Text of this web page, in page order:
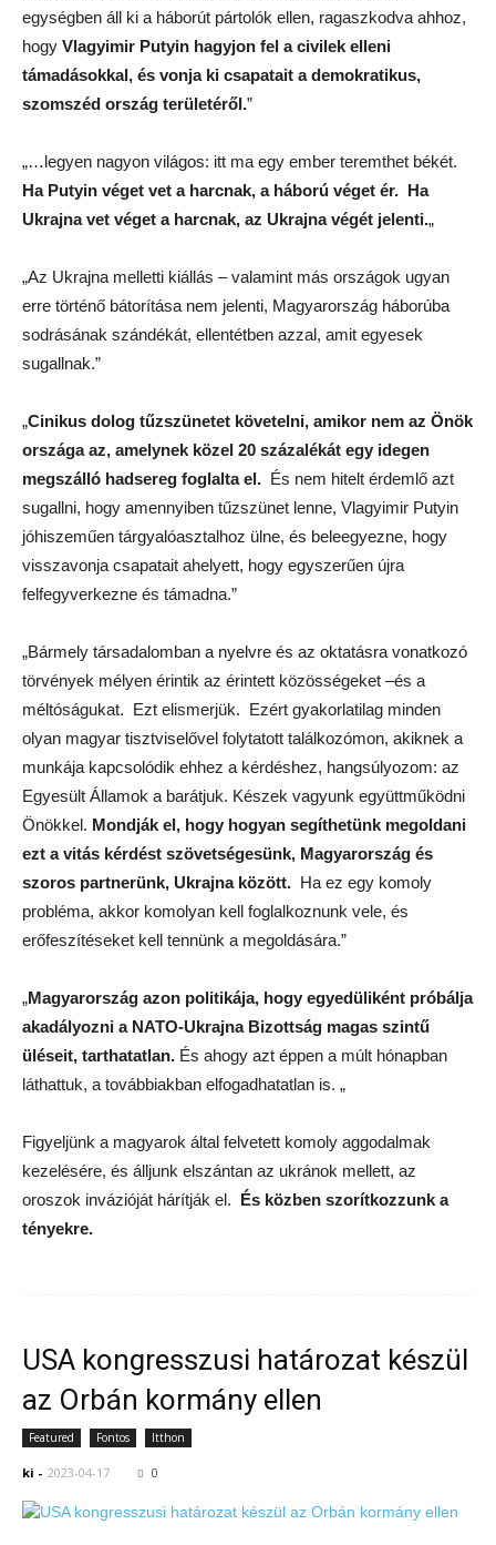
egységben áll ki a háborút pártolók ellen, ragaszkodva ahhoz,
hogy Vlagyimir Putyin hagyjon fel a civilek elleni
támadásokkal, és vonja ki csapatait a demokratikus,
szomszéd ország területéről.”
„…legyen nagyon világos: itt ma egy ember teremthet békét.
Ha Putyin véget vet a harcnak, a háború véget ér. Ha
Ukrajna vet véget a harcnak, az Ukrajna végét jelenti.„
„Az Ukrajna melletti kiállás –valamint más országok ugyan
erre történő bátorítása nem jelenti, Magyarország háborúba
sodrásának szándékát, ellentétben azzal, amit egyesek
sugallnak.”
„Cinikus dolog tűzszünetet követelni, amikor nem az Önök
országa az, amelynek közel 20 százalékát egy idegen
megszálló hadsereg foglalta el. És nem hitelt érdemlő azt
sugallni, hogy amennyiben tűzszünet lenne, Vlagyimir Putyin
jóhiszeműen tárgyalóasztalhoz ülne, és beleegyezne, hogy
visszavonja csapatait ahelyett, hogy egyszerűen újra
felfegyverkezne és támadna.”
„Bármely társadalomban a nyelvre és az oktatásra vonatkozó
törvények mélyen érintik az érintett közösségeket –és a
méltóságukat. Ezt elismerjük. Ezért gyakorlatilag minden
olyan magyar tisztviselővel folytatott találkozómon, akiknek a
munkája kapcsolódik ehhez a kérdéshez, hangsúlyozom: az
Egyesült Államok a barátjuk. Készek vagyunk együttműködni
Önökkel. Mondják el, hogy hogyan segíthetünk megoldani
ezt a vitás kérdést szövetségesünk, Magyarország és
szoros partnerünk, Ukrajna között. Ha ez egy komoly
probléma, akkor komolyan kell foglalkoznunk vele, és
erőfeszítéseket kell tennünk a megoldására.”
„Magyarország azon politikája, hogy egyedüliként próbálja
akadályozni a NATO-Ukrajna Bizottság magas szintű
üléseit, tarthatatlan. És ahogy azt éppen a múlt hónapban
láthattuk, a továbbiakban elfogadhatatlan is. „
Figyeljünk a magyarok által felvetett komoly aggodalmak
kezelésére, és álljunk elszántan az ukránok mellett, az
oroszok invázióját hárítják el. És közben szorítkozzunk a
tényekre.
USA kongresszusi határozat készül
az Orbán kormány ellen
Featured Fontos Itthon
ki - 2023-04-17 0